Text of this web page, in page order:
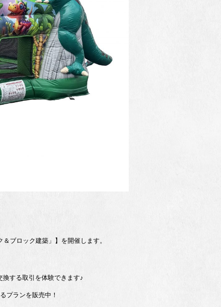
ブロック建築」】を開催します。
する取引を体験できます♪
プランを販売中！